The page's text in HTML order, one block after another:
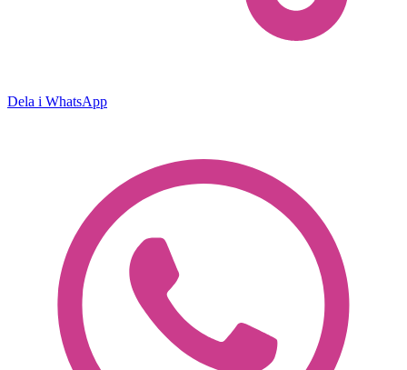
Dela i WhatsApp